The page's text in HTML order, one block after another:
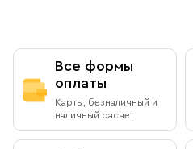
Все формы
оплаты
Карты, безналичный и
наличный расчет